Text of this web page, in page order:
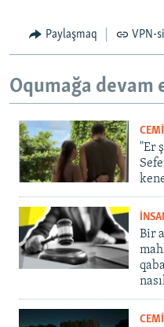
Paylaşmaq VPN-
Oqumağa devam
"Er
Bir